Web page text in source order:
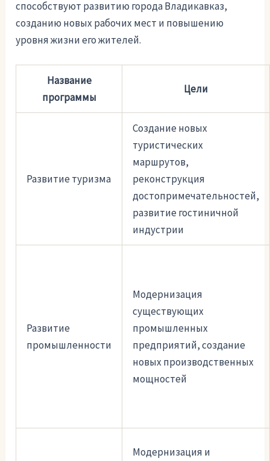
способствуют развитию города Владикавказ,
созданию новых рабочих мест и повышению
уровня жизни его жителей.
Название
программы
Цели
Развитие туризма
Создание новых
туристических
маршрутов,
реконструкция
достопримечательностей,
развитие гостиничной
индустрии
Развитие
промышленности
Модернизация
существующих
промышленных
предприятий, создание
новых производственных
мощностей
Модернизация и